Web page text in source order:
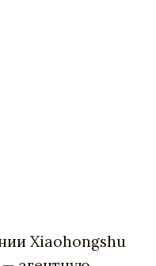
Xiaohongshu